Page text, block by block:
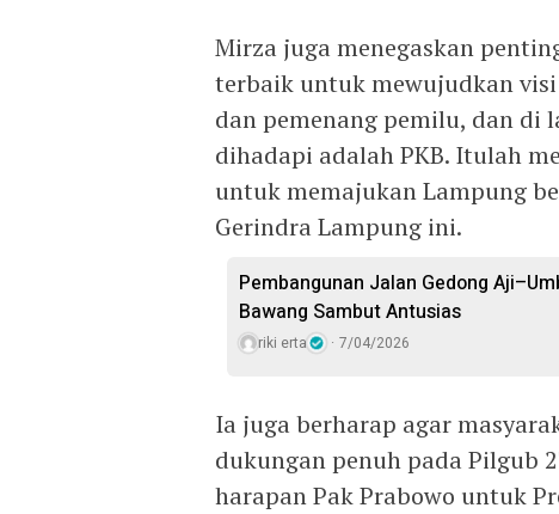
Mirza juga menegaskan
terbaik untuk mewujudkan visi
dan pemenang pemilu, dan di
dihadapi adalah PKB. Itulah
untuk memajukan Lampung
Gerindra Lampung ini.
Pembangunan Jalan Gedong
Bawang Sambut Antusias
riki erta 7/04/2026
Ia juga berharap agar
dukungan penuh pada Pilgub
harapan Pak Prabowo untuk